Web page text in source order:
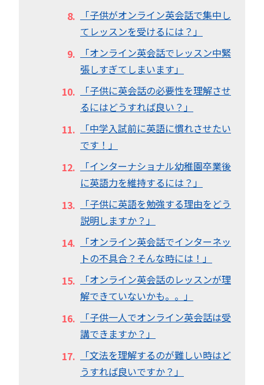
「子供がオンライン英会話で集中し
てレッスンを受けるには？」
「オンライン英会話でレッスン中緊
張しすぎてしまいます」
「子供に英会話の必要性を理解させ
るにはどうすれば良い？」
「中学入試前に英語に慣れさせたい
です！」
「インターナショナル幼稚園卒業後
に英語力を維持するには？」
「子供に英語を勉強する理由をどう
説明しますか？」
「オンライン英会話でインターネッ
トの不具合？そんな時には！」
「オンライン英会話のレッスンが理
解できていないかも。。」
「子供一人でオンライン英会話は受
講できますか？」
「文法を理解するのが難しい時はど
うすれば良いですか？」